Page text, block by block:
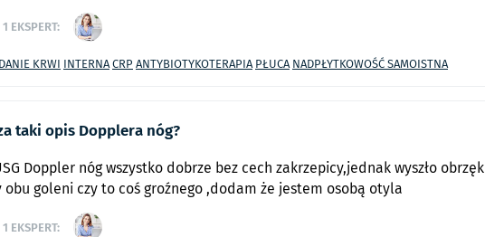
1 EKSPERT:
KRWI INTERNACRP ANTYBIOTYKOTERAPIA PŁUCA NADPŁYTKOWOŚĆ SAMOISTNA
taki opis Dopplera nóg?
Doppler nóg wszystko dobrze bez cech zakrzepicy,jednak wyszło obrzęk
obu goleni czy to coś groźnego ,dodam że jestem osobą otyla
1 EKSPERT: